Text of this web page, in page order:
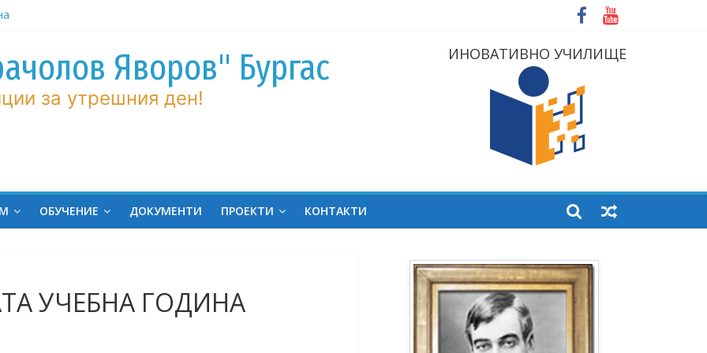
с
от
Яворов" Бургас
за утрешния ден!
ИНОВАТИВНО УЧИЛИЩЕ
ОБУЧЕНИЕ ДОКУМЕНТИ ПРОЕКТИ КОНТАКТИ
УЧЕБНА ГОДИНА